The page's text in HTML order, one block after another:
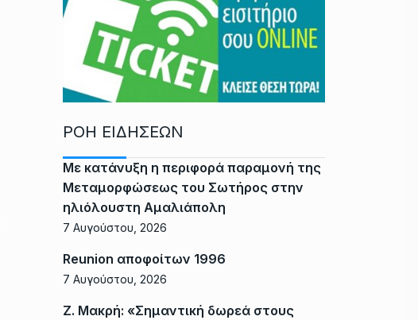
ΡΟΗ ΕΙΔΗΣΕΩΝ
Με κατάνυξη η περιφορά παραμονή της
Μεταμορφώσεως του Σωτήρος στην
ηλιόλουστη Αμαλιάπολη
7 Αυγούστου, 2026
Reunion αποφοίτων 1996
7 Αυγούστου, 2026
Ζ. Μακρή: «Σημαντική δωρεά στους